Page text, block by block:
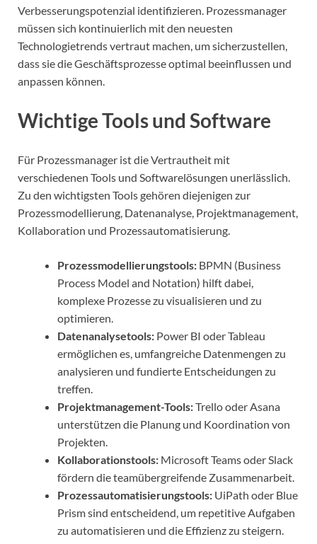
Verbesserungspotenzial identifizieren. Prozessmanager
müssen sich kontinuierlich mit den neuesten
Technologietrends vertraut machen, um sicherzustellen,
dass sie die Geschäftsprozesse optimal beeinflussen und
anpassen können.
Wichtige Tools und Software
Für Prozessmanager ist die Vertrautheit mit
verschiedenen Tools und Softwarelösungen unerlässlich.
Zu den wichtigsten Tools gehören diejenigen zur
Prozessmodellierung, Datenanalyse, Projektmanagement,
Kollaboration und Prozessautomatisierung.
Prozessmodellierungstools: BPMN (Business
Process Model and Notation) hilft dabei,
komplexe Prozesse zu visualisieren und zu
optimieren.
Datenanalysetools: Power BI oder Tableau
ermöglichen es, umfangreiche Datenmengen zu
analysieren und fundierte Entscheidungen zu
treffen.
Projektmanagement-Tools:Trello oder Asana
unterstützen die Planung und Koordination von
Projekten.
Kollaborationstools: Microsoft Teams oder Slack
fördern die teamübergreifende Zusammenarbeit.
Prozessautomatisierungstools: UiPath oder Blue
Prism sind entscheidend, um repetitive Aufgaben
zu automatisieren und die Effizienz zu steigern.